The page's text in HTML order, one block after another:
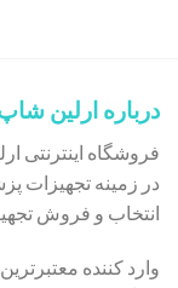
درباره ارلین
فروشگاه اینترنتی
در زمینه تجهیزات
انتخاب و فروش
وارد کننده